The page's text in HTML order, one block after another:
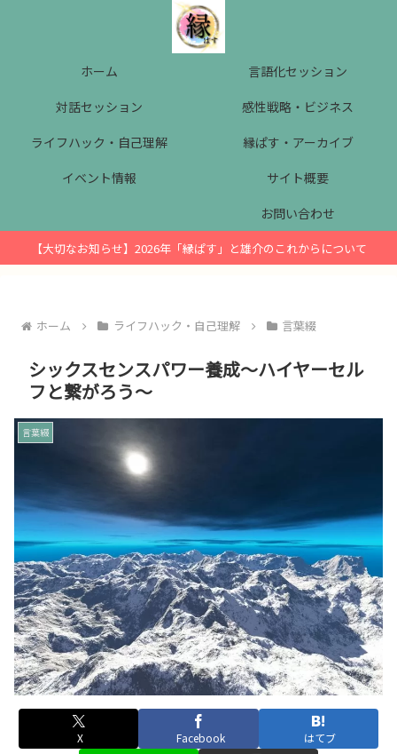
ホーム
言語化セッション
対話セッション
感性戦略・ビジネス
ライフハック・自己理解
縁ぱす・アーカイブ
イベント情報
サイト概要
お問い合わせ
【大切なお知らせ】2026年「縁ぱす」と雄介のこれからについて
ホーム ライフハック・自己理解 言葉綴
シックスセンスパワー養成～ハイヤーセル
フと繋がろう～
言葉綴
X Facebook はてブ